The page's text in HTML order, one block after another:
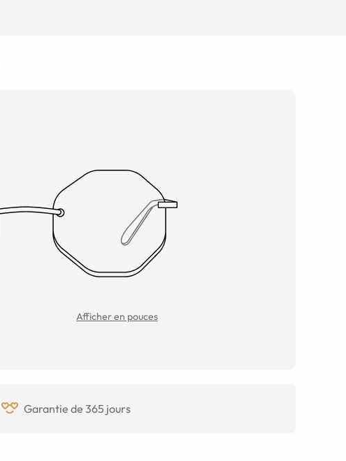
Afficher en pouces
Garantie de 365 jours